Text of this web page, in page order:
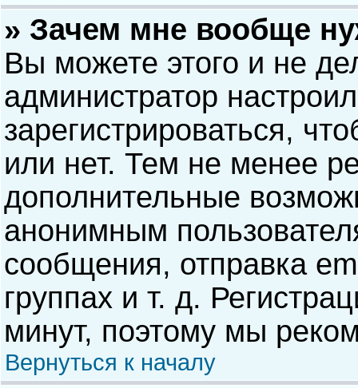
» Зачем мне вообще
Вы можете этого и не
администратор
зарегистрироваться,
или нет. Тем не менее
дополнительные
анонимным
сообщения, отправка
группах и т. д.
минут, поэтому мы
Вернуться к началу